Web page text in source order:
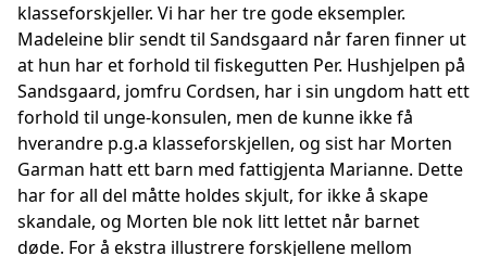
klasseforskjeller. Vi har her tre gode eksempler.
Madeleine blir sendt til Sandsgaard når faren finner ut
at hun har et forhold til fiskegutten Per. Hushjelpen på
Sandsgaard, jomfru Cordsen, har i sin ungdom hatt ett
forhold til unge-konsulen, men de kunne ikke få
hverandre p.g.a klasseforskjellen, og sist har Morten
Garman hatt ett barn med fattigjenta Marianne. Dette
har for all del måtte holdes skjult, for ikke å skape
skandale, og Morten ble nok litt lettet når barnet
døde. For å ekstra illustrere forskjellene mellom